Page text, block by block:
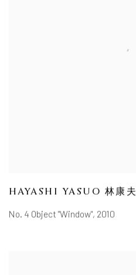
HAYASHI YASUO 林康夫
No. 4 Object "Window", 2010